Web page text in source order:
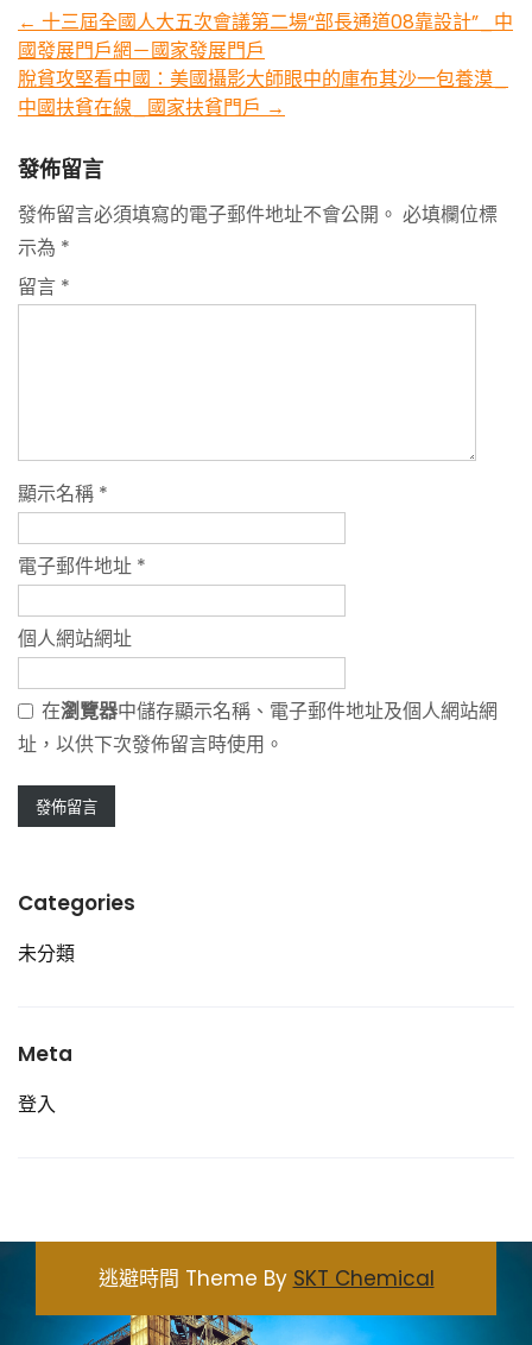
Post
navigation
← 十三屆全國人大五次會議第二場“部長通道08靠設計”_中
國發展門戶網－國家發展門戶
脫貧攻堅看中國：美國攝影大師眼中的庫布其沙一包養漠_
中國扶貧在線_國家扶貧門戶 →
發佈留言
發佈留言必須填寫的電子郵件地址不會公開。 必填欄位標
示為 *
留言 *
顯示名稱 *
電子郵件地址 *
個人網站網址
在瀏覽器中儲存顯示名稱、電子郵件地址及個人網站網
址，以供下次發佈留言時使用。
Categories
未分類
Meta
登入
逃避時間 Theme By SKT Chemical